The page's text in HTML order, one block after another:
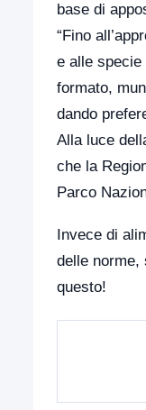
base di
“Fino
e alle
formato,
dando
Alla luce
che la
Parco
Invece di
delle norme,
questo!